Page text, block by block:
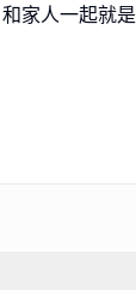
家人一起就是